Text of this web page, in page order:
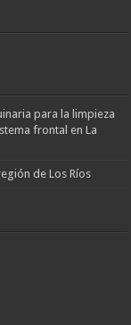
para la limpieza
frontal en La
de Los Ríos